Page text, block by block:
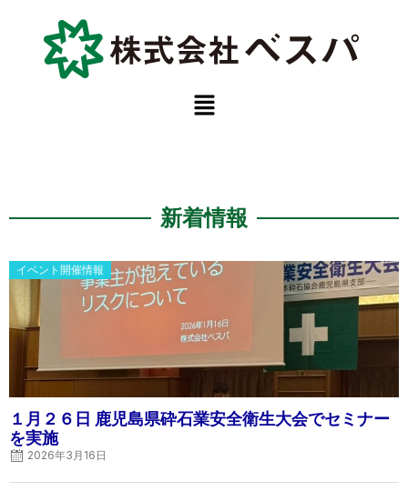
メ
ニ
新着情報
イベント開催情報
１月２６日 鹿児島県砕石業安全衛生大会でセミナー
を実施
Posted
on
2026年3月16日